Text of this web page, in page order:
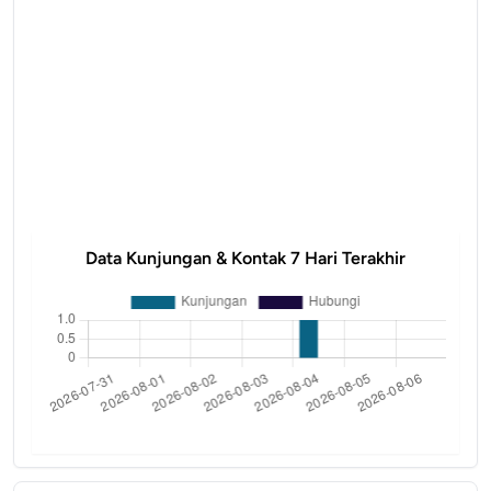
Data Kunjungan & Kontak 7 Hari Terakhir